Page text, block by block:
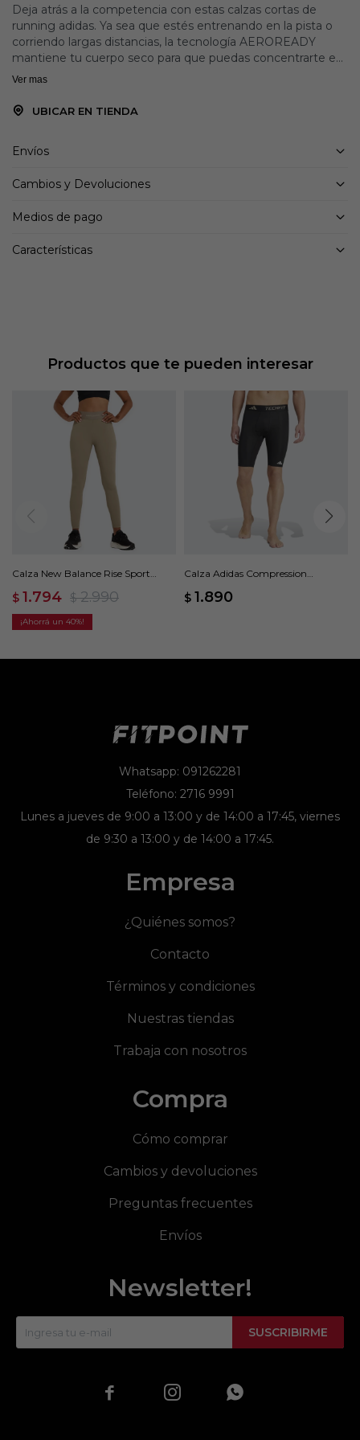
Deja atrás a la competencia con estas calzas cortas de
running adidas. Ya sea que estés entrenando en la pista o
corriendo largas distancias, la tecnología AEROREADY
mantiene tu cuerpo seco para que puedas concentrarte en
alcanzar nuevas marcas personales. El ajuste ceñido viene
facilidad a cualquier ritmo. Este producto está hecho con un
dependencia de los recursos finitos y la huella que generan
Corte ajustado
79% poliéster reciclado / 21% elastano
Ver mas
UBICAR EN TIENDA
Envíos
Cambios y Devoluciones
Medios de pago
Características
Productos que te pueden interesar
Calza New Balance Rise Sport
$ 1.794 $ 2.990
40
Calza Adidas Compression
$ 1.890
Whatsapp: 091262281
Teléfono: 2716 9991
Lunes a jueves de 9:00 a 13:00 y de 14:00 a 17:45, viernes
de 9:30 a 13:00 y de 14:00 a 17:45.
Empresa
¿Quiénes somos?
Contacto
Términos y condiciones
Nuestras tiendas
Trabaja con nosotros
Compra
Cómo comprar
Cambios y devoluciones
Preguntas frecuentes
Envíos
Newsletter!
SUSCRIBIRME
  